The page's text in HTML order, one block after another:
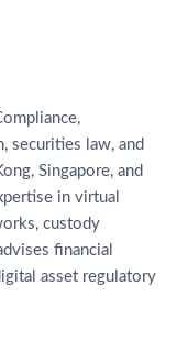
securities law, and
Singapore, and
in virtual
custody
financial
asset regulatory